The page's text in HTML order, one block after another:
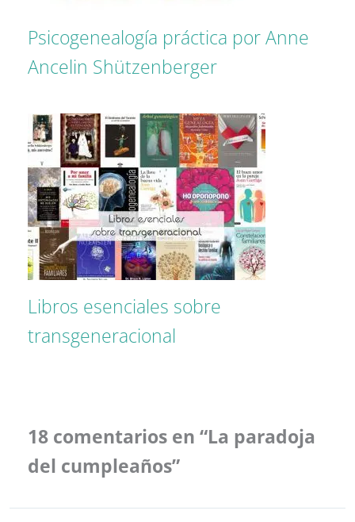
Psicogenealogía práctica por Anne
Ancelin Shützenberger
Libros esenciales sobre
transgeneracional
18 comentarios en “La paradoja
del cumpleaños”